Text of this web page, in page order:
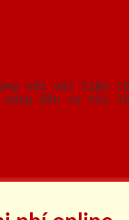
với vật liệu
đến sự hài